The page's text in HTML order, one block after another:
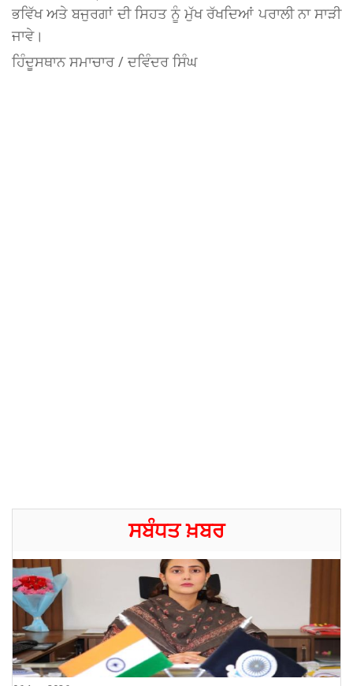
ਭਵਿੱਖ ਅਤੇ ਬਜੁਰਗਾਂ ਦੀ ਸਿਹਤ ਨੂੰ ਮੁੱਖ ਰੱਖਦਿਆਂ ਪਰਾਲੀ ਨਾ ਸਾੜੀ
ਜਾਵੇ।
ਹਿੰਦੂਸਥਾਨ ਸਮਾਚਾਰ / ਦਵਿੰਦਰ ਸਿੰਘ
ਸਬੰਧਤ ਖ਼ਬਰ